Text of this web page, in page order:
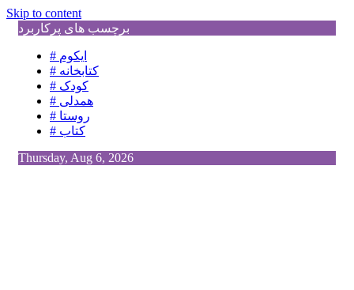
Skip to content
برچسب های پرکاربرد
# ایکوم
# کتابخانه
# کودک
# همدلی
# روستا
# کتاب
Thursday, Aug 6, 2026